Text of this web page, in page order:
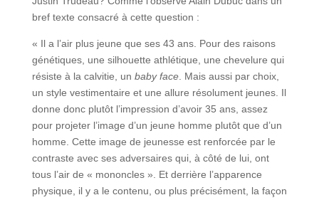
bref texte consacré à cette question :
« Il a l’air plus jeune que ses 43 ans. Pour des raisons
génétiques, une silhouette athlétique, une chevelure qui
résiste à la calvitie, un baby face. Mais aussi par choix,
un style vestimentaire et une allure résolument jeunes. Il
donne donc plutôt l’impression d’avoir 35 ans, assez
pour projeter l’image d’un jeune homme plutôt que d’un
homme. Cette image de jeunesse est renforcée par le
contraste avec ses adversaires qui, à côté de lui, ont
tous l’air de « mononcles ». Et derrière l’apparence
physique, il y a le contenu, ou plus précisément, la façon